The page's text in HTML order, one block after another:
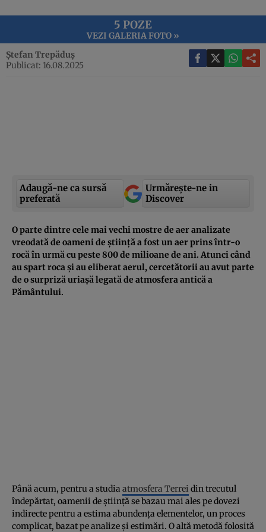
5 POZE
VEZI GALERIA FOTO »
Ștefan Trepăduș
Publicat: 16.08.2025
Adaugă-ne ca sursă
preferată
Urmărește-ne in
Discover
O parte dintre cele mai vechi mostre de aer analizate
vreodată de oameni de știință a fost un aer prins într-o
rocă în urmă cu peste 800 de milioane de ani. Atunci când
au spart roca și au eliberat aerul, cercetătorii au avut parte
de o surpriză uriașă legată de atmosfera antică a
Pământului.
Până acum, pentru a studia atmosfera Terrei din trecutul
îndepărtat, oamenii de știință se bazau mai ales pe dovezi
indirecte pentru a estima abundența elementelor, un proces
complicat, bazat pe analize și estimări. O altă metodă folosită